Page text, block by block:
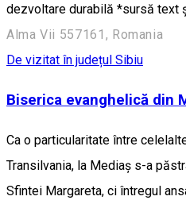
dezvoltare durabilă *sursă text
Alma Vii 557161, Romania
De vizitat în județul Sibiu
Biserica evanghelică din
Ca o particularitate între
Transilvania, la Mediaș s-a
Sfintei Margareta, ci întregul